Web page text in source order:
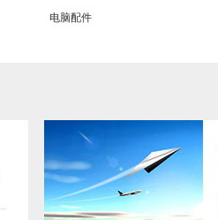
电脑配件